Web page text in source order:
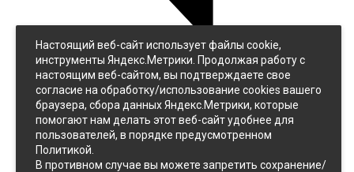
Джинс
Однотонный
Принтованный
Настоящий веб-сайт использует файлы cookie,
инструменты Яндекс.Метрики. Продолжая работу с
настоящим веб-сайтом, вы подтверждаете свое
согласие на обработку/использование cookies вашего
браузера, сбора данных Яндекс.Метрики, которые
помогают нам делать этот веб-сайт удобнее для
пользователей, в порядке предусмотренном
Политикой.
В противном случае вы можете запретить сохранение/